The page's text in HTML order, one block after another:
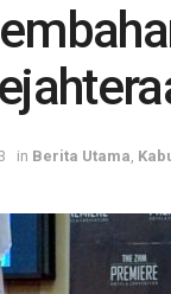
in Berita Utama